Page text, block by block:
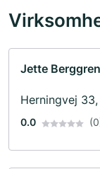
Jette Berggren
Herningvej
0.0